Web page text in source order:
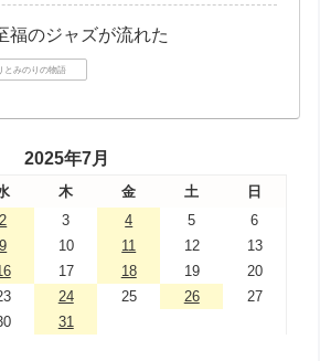
福のジャズが流れた
とみのりの物語
2025年7月
木 金 土
日
2 3 4 5
6
9 10 11 12
13
17 18 19
20
24 25 26
27
31